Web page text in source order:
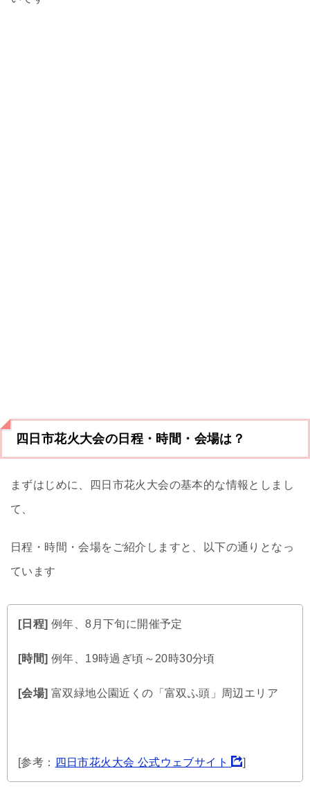
四日市花火大会の日程・時間・会場は？
まずはじめに、四日市花火大会の基本的な情報としまし
て、
日程・時間・会場をご紹介しますと、以下の通りとなっ
ています
[日程] 例年、8月下旬に開催予定
[時間] 例年、19時過ぎ頃～20時30分頃
[会場] 富双緑地公園近くの「富双ふ頭」周辺エリア
[参考： 四日市花火大会 公式ウェブサイト ]